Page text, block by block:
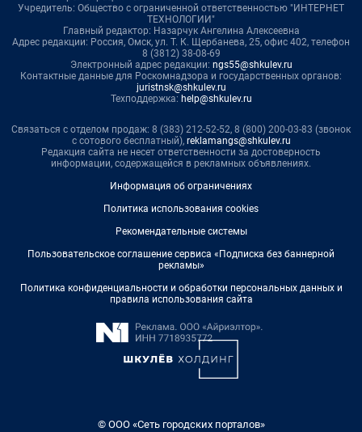
Учредитель: Общество с ограниченной ответственностью "ИНТЕРНЕТ
ТЕХНОЛОГИИ"
Главный редактор: Назарчук Ангелина Алексеевна
Адрес редакции: Россия, Омск, ул. Т. К. Щербанева, 25, офис 402, телефон
8 (3812) 38-08-69
Электронный адрес редакции: ngs55@shkulev.ru
Контактные данные для Роскомнадзора и государственных органов:
juristnsk@shkulev.ru
Техподдержка: help@shkulev.ru
Связаться с отделом продаж: 8 (383) 212-52-52, 8 (800) 200-03-83 (звонок
с сотового бесплатный), reklamangs@shkulev.ru
Редакция сайта не несет ответственности за достоверность
информации, содержащейся в рекламных объявлениях.
Информация об ограничениях
Политика использования cookies
Рекомендательные системы
Пользовательское соглашение сервиса «Подписка без баннерной
рекламы»
Политика конфиденциальности и обработки персональных данных и
правила использования сайта
© ООО «Сеть городских порталов»